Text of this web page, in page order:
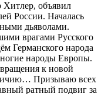
Хитлер, объявил
России. Началась
дьяволами.
врагами Русского
Германского народа
народы Европы.
к новой
Призываю всех
ратный подвиг за